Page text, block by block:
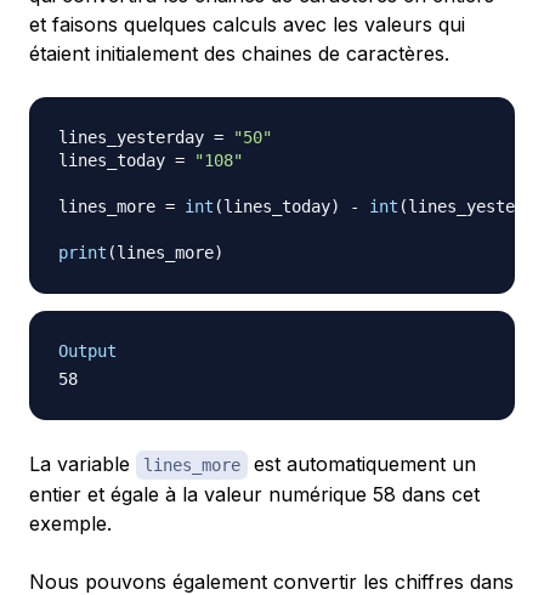
et faisons quelques calculs avec les valeurs qui
étaient initialement des chaines de caractères.
lines_yesterday =
"50"
lines_today = "108"
lines_more = int (lines_today) - int (
print (lines_more)
Output
La variable lines_more
est automatiquement un
entier et égale à la valeur numérique 58 dans cet
exemple.
Nous pouvons également convertir les chiffres dans